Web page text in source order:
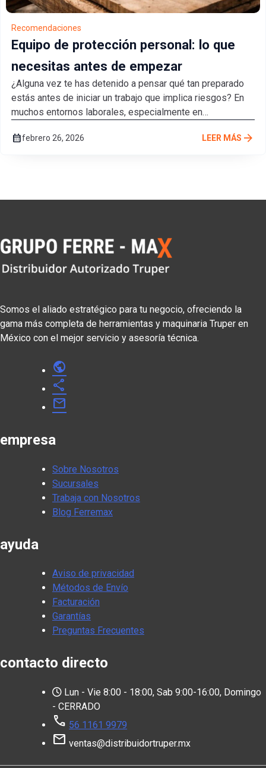
Recomendaciones
Equipo de protección personal: lo que
necesitas antes de empezar
¿Alguna vez te has detenido a pensar qué tan preparado
estás antes de iniciar un trabajo que implica riesgos? En
muchos entornos laborales, especialmente en
calendar_monthfebrero 26, 2026 LEER MÁS arrow_forward
Somos el aliado estratégico para tu negocio, ofreciendo la
gama más completa de herramientas y maquinaria Truper en
México con el mejor servicio y asesoría técnica.
public
share
mail
empresa
Sobre Nosotros
Sucursales
Trabaja con Nosotros
Blog Ferremax
ayuda
Aviso de privacidad
Métodos de Envío
Facturación
Garantías
Preguntas Frecuentes
contacto directo
Lun - Vie 8:00 - 18:00, Sab 9:00-16:00, Domingo
- CERRADO
call 56 1161 9979
mail ventas@distribuidortruper.mx